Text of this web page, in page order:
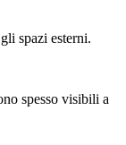
spazi esterni.
spesso visibili a